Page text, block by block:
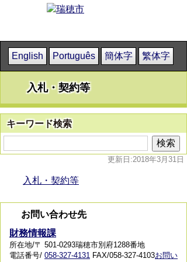
English Português 簡体字 繁体字
入札・契約等
キーワード検索
更新日:2018年3月31日
入札・契約等
お問い合わせ先
財務情報課
所在地/〒 501-0293瑞穂市別府1288番地
電話番号/ 058-327-4131 FAX/058-327-4103お問い